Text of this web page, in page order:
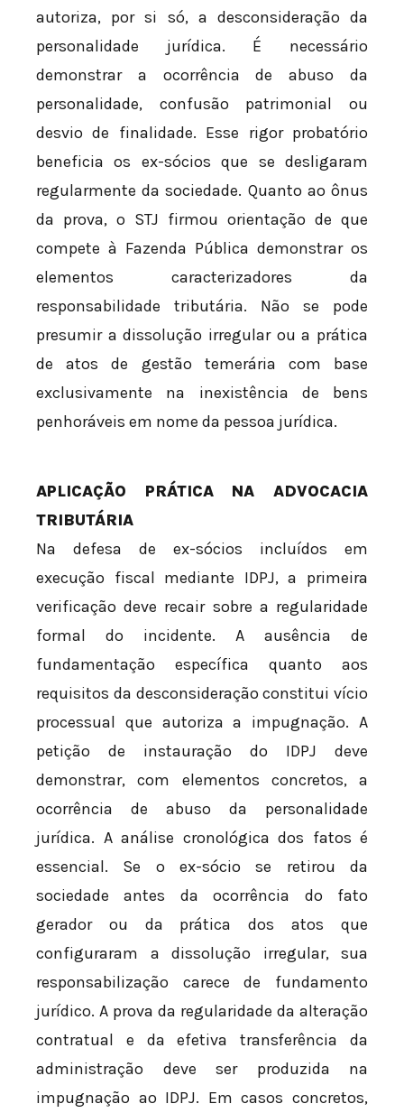
autoriza, por si só, a desconsideração da
personalidade jurídica. É necessário
demonstrar a ocorrência de abuso da
personalidade, confusão patrimonial ou
desvio de finalidade. Esse rigor probatório
beneficia os ex-sócios que se desligaram
regularmente da sociedade. Quanto ao ônus
da prova, o STJ firmou orientação de que
compete à Fazenda Pública demonstrar os
elementos caracterizadores da
responsabilidade tributária. Não se pode
presumir a dissolução irregular ou a prática
de atos de gestão temerária com base
exclusivamente na inexistência de bens
penhoráveis em nome da pessoa jurídica.
APLICAÇÃO PRÁTICA NA ADVOCACIA
TRIBUTÁRIA
Na defesa de ex-sócios incluídos em
execução fiscal mediante IDPJ, a primeira
verificação deve recair sobre a regularidade
formal do incidente. A ausência de
fundamentação específica quanto aos
requisitos da desconsideração constitui vício
processual que autoriza a impugnação. A
petição de instauração do IDPJ deve
demonstrar, com elementos concretos, a
ocorrência de abuso da personalidade
jurídica. A análise cronológica dos fatos é
essencial. Se o ex-sócio se retirou da
sociedade antes da ocorrência do fato
gerador ou da prática dos atos que
configuraram a dissolução irregular, sua
responsabilização carece de fundamento
jurídico. A prova da regularidade da alteração
contratual e da efetiva transferência da
administração deve ser produzida na
impugnação ao IDPJ. Em casos concretos,